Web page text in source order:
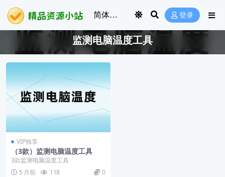
登录
监测电脑温度工具
VIP独享
（3款）监测电脑温度工具
3款监测电脑温度工具
5 月前
118 0